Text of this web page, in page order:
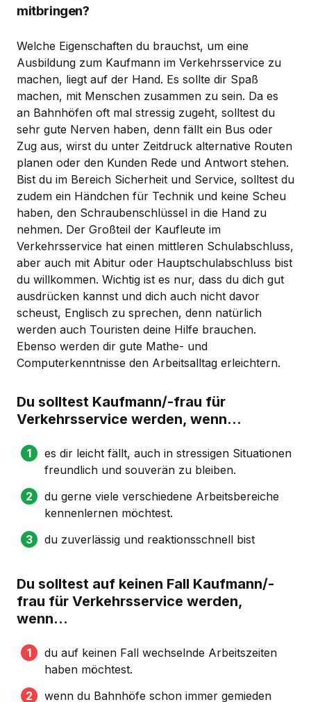
mitbringen?
Welche Eigenschaften du brauchst, um eine
Ausbildung zum Kaufmann im Verkehrsservice zu
machen, liegt auf der Hand. Es sollte dir Spaß
machen, mit Menschen zusammen zu sein. Da es
an Bahnhöfen oft mal stressig zugeht, solltest du
sehr gute Nerven haben, denn fällt ein Bus oder
Zug aus, wirst du unter Zeitdruck alternative Routen
planen oder den Kunden Rede und Antwort stehen.
Bist du im Bereich Sicherheit und Service, solltest du
zudem ein Händchen für Technik und keine Scheu
haben, den Schraubenschlüssel in die Hand zu
nehmen. Der Großteil der Kaufleute im
Verkehrsservice hat einen mittleren Schulabschluss,
aber auch mit Abitur oder Hauptschulabschluss bist
du willkommen. Wichtig ist es nur, dass du dich gut
ausdrücken kannst und dich auch nicht davor
scheust, Englisch zu sprechen, denn natürlich
werden auch Touristen deine Hilfe brauchen.
Ebenso werden dir gute Mathe- und
Computerkenntnisse den Arbeitsalltag erleichtern.
Du solltest Kaufmann/-frau für
Verkehrsservice werden, wenn...
es dir leicht fällt, auch in stressigen Situationen
freundlich und souverän zu bleiben.
du gerne viele verschiedene Arbeitsbereiche
kennenlernen möchtest.
du zuverlässig und reaktionsschnell bist
Du solltest auf keinen Fall Kaufmann/-
frau für Verkehrsservice werden,
wenn...
du auf keinen Fall wechselnde Arbeitszeiten
haben möchtest.
wenn du Bahnhöfe schon immer gemieden